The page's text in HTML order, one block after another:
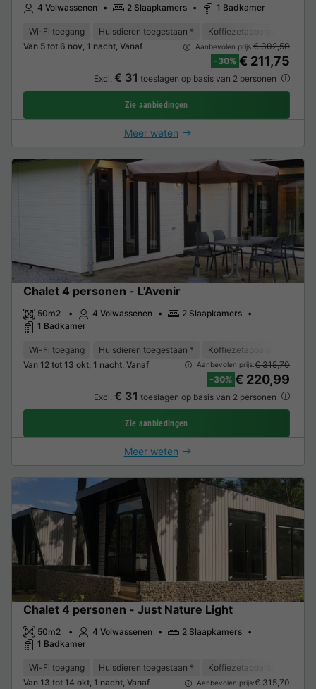
4 Volwassenen 2 Slaapkamers 1 Badkamer
Wi-Fi toegang Huisdieren toegestaan * Koffiezetapparaat
Van 5 tot 6 nov, 1 nacht, Vanaf
Aanbevolen prijs:€ 302,50
-30% € 211,75
Excl. € 31 toeslagen op basis van 2 personen
Zie aanbiedingen
Meer weten
Chalet 4 personen - L'Avenir
50m2 4 Volwassenen
2 Slaapkamers
1 Badkamer
Wi-Fi toegang Huisdieren toegestaan * Koffiezetapparaat
Van 12 tot 13 okt, 1 nacht, Vanaf
Aanbevolen prijs:€ 315,70
-30% € 220,99
Excl. € 31 toeslagen op basis van 2 personen
Zie aanbiedingen
Meer weten
Chalet 4 personen - Just Nature Light
50m2 4 Volwassenen
2 Slaapkamers
1 Badkamer
Wi-Fi toegang Huisdieren toegestaan * Koffiezetapparaat
Van 13 tot 14 okt, 1 nacht, Vanaf
Aanbevolen prijs:€ 315,70